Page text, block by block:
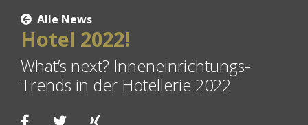
Alle News
Hotel 2022!
What’s next? Inneneinrichtungs-
Trends in der Hotellerie 2022